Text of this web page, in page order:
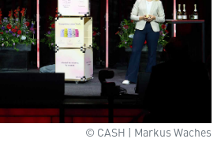
© CASH | Markus Waches